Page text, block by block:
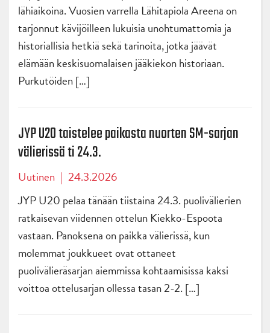
lähiaikoina. Vuosien varrella Lähitapiola Areena on
tarjonnut kävijöilleen lukuisia unohtumattomia ja
historiallisia hetkiä sekä tarinoita, jotka jäävät
elämään keskisuomalaisen jääkiekon historiaan.
Purkutöiden […]
JYP U20 taistelee paikasta nuorten SM-sarjan
välierissä ti 24.3.
Uutinen | 24.3.2026
JYP U20 pelaa tänään tiistaina 24.3. puolivälierien
ratkaisevan viidennen ottelun Kiekko-Espoota
vastaan. Panoksena on paikka välierissä, kun
molemmat joukkueet ovat ottaneet
puolivälieräsarjan aiemmissa kohtaamisissa kaksi
voittoa ottelusarjan ollessa tasan 2-2. […]